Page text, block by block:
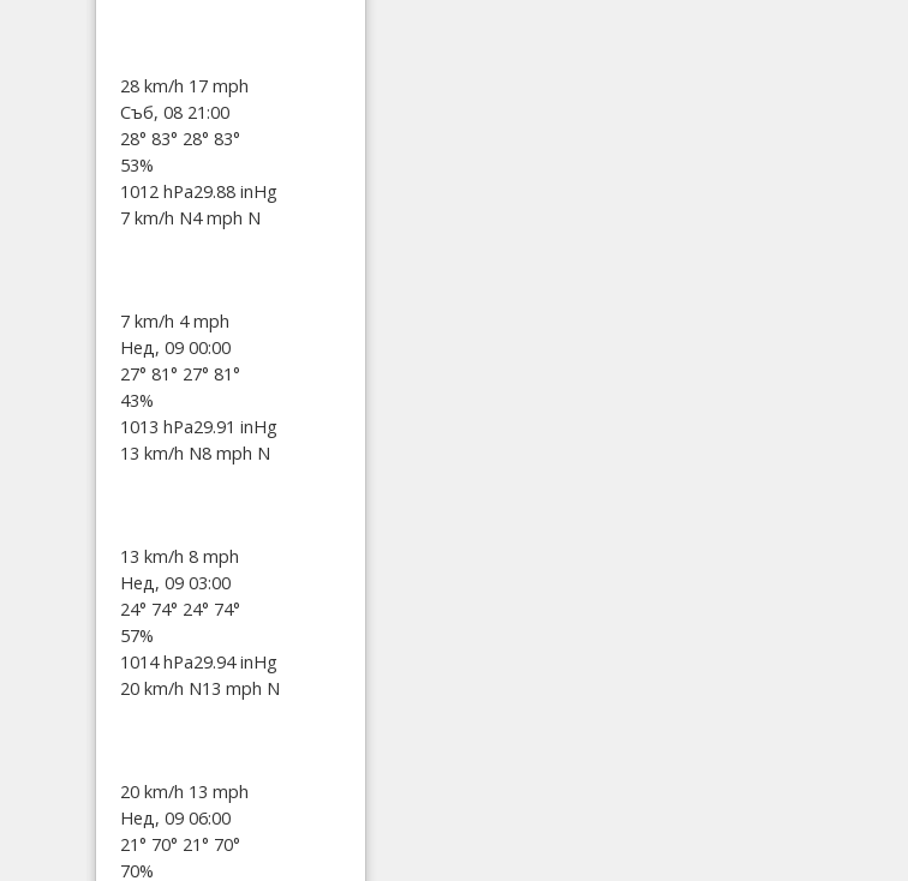
28 km/h 17 mph
Съб, 08 21:00
28° 83° 28° 83°
53%
1012 hPa29.88 inHg
7 km/h N4 mph N
7 km/h 4 mph
Нед, 09 00:00
27° 81° 27° 81°
43%
1013 hPa29.91 inHg
13 km/h N8 mph N
13 km/h 8 mph
Нед, 09 03:00
24° 74° 24° 74°
57%
1014 hPa29.94 inHg
20 km/h N13 mph N
20 km/h 13 mph
Нед, 09 06:00
21° 70° 21° 70°
70%